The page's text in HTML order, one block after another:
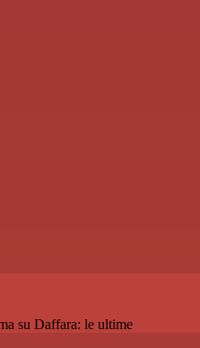
su Daffara: le ultime